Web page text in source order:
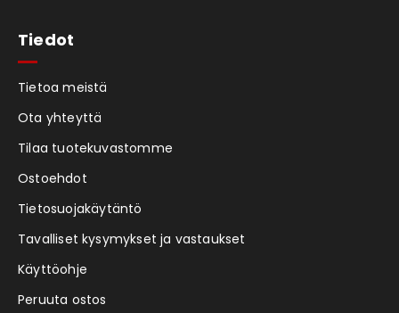
Tiedot
Tietoa meistä
Ota yhteyttä
Tilaa tuotekuvastomme
Ostoehdot
Tietosuojakäytäntö
Tavalliset kysymykset ja vastaukset
Käyttöohje
Peruuta ostos